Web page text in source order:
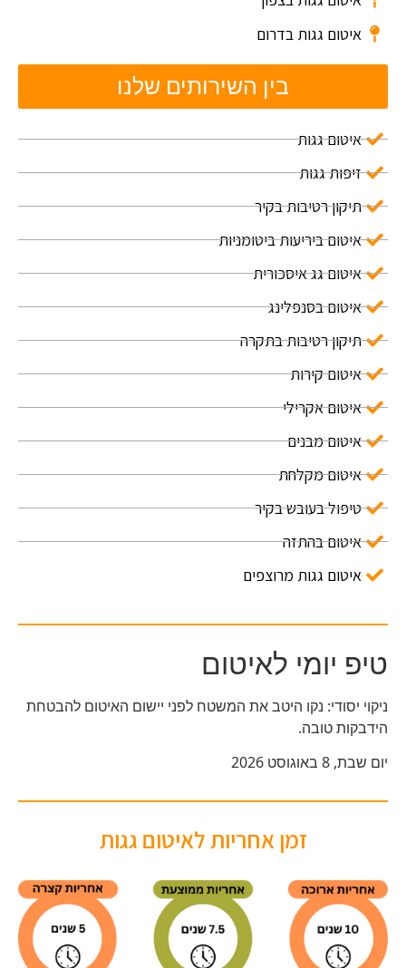
איטום גגות בדרום
בין השירותים שלנו
איטום גגות
זיפות גגות
תיקון רטיבות בקיר
איטום ביריעות ביטומניות
איטום גג איסכורית
איטום בסנפלינג
תיקון רטיבות בתקרה
איטום קירות
איטום אקרילי
איטום מבנים
איטום מקלחת
טיפול בעובש בקיר
איטום בהתזה
איטום גגות מרוצפים
טיפ יומי לאיטום
ניקוי יסודי: נקו היטב את המשטח לפני יישום האיטום להבטחת
הידבקות טובה.
יום שבת, 8 באוגוסט 2026
זמן אחריות לאיטום גגות